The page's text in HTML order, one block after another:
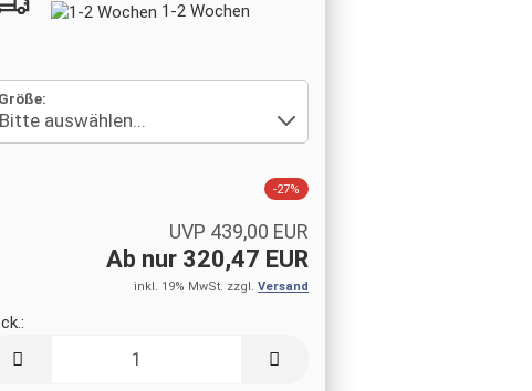
1-2 Wochen
Größe:
-27%
UVP 439,00 EUR
Ab nur 320,47 EUR
inkl. 19% MwSt. zzgl. Versand